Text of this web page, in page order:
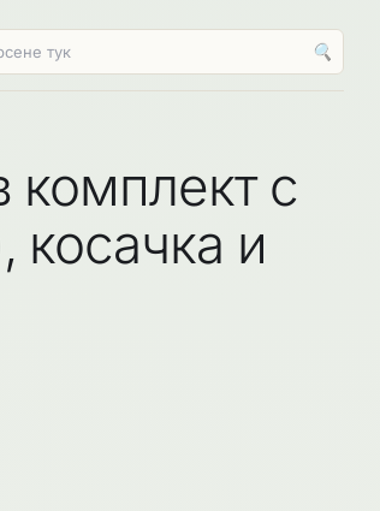
🔍
комплект с
косачка и